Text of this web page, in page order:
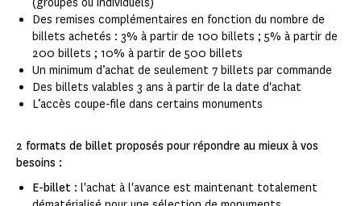
(groupes ou individuels)
Des remises complémentaires en fonction du nombre de
billets achetés : 3% à partir de 100 billets ; 5% à partir de
200 billets ; 10% à partir de 500 billets
Un minimum d’achat de seulement 7 billets par commande​
Des billets valables 3 ans à partir de la date d'achat
L’accès coupe-file dans certains monuments​
2 formats de billet proposés pour répondre au mieux à vos
besoins :
E-billet : l'achat à l'avance est maintenant totalement